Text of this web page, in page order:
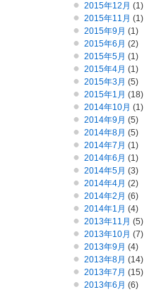
2015年12月 (1)
2015年11月 (1)
2015年9月 (1)
2015年6月 (2)
2015年5月 (1)
2015年4月 (1)
2015年3月 (5)
2015年1月 (18)
2014年10月 (1)
2014年9月 (5)
2014年8月 (5)
2014年7月 (1)
2014年6月 (1)
2014年5月 (3)
2014年4月 (2)
2014年2月 (6)
2014年1月 (4)
2013年11月 (5)
2013年10月 (7)
2013年9月 (4)
2013年8月 (14)
2013年7月 (15)
2013年6月 (6)